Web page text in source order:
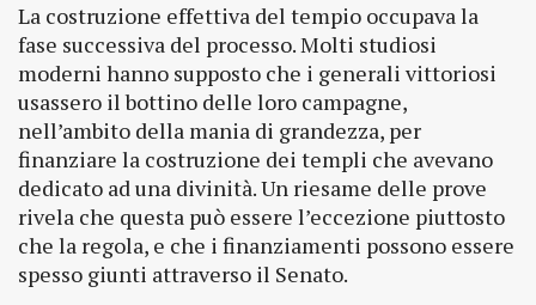
La costruzione effettiva del tempio occupava la
fase successiva del processo. Molti studiosi
moderni hanno supposto che i generali vittoriosi
usassero il bottino delle loro campagne,
nell’ambito della mania di grandezza, per
finanziare la costruzione dei templi che avevano
dedicato ad una divinità. Un riesame delle prove
rivela che questa può essere l’eccezione piuttosto
che la regola, e che i finanziamenti possono essere
spesso giunti attraverso il Senato.